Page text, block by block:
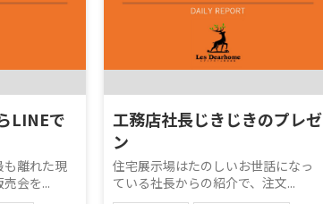
LINEで
も離れた現
会を...
工務店社長じきじきのプレゼ
ン
住宅展示場はたのしいお世話になっ
ている社長からの紹介で、注文...